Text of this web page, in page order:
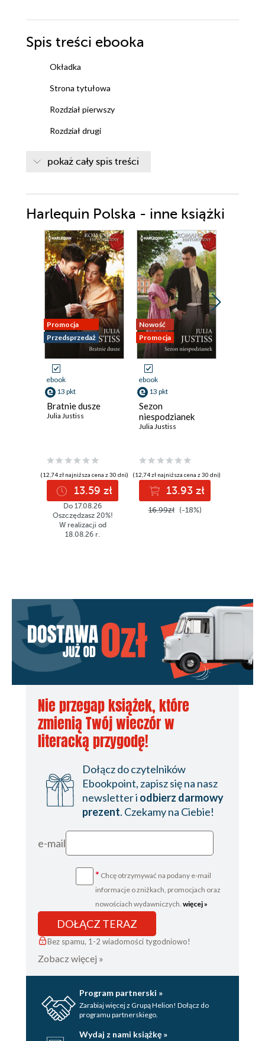
Spis treści ebooka
Okładka
Strona tytułowa
Rozdział pierwszy
Rozdział drugi
Rozdział piąty
Rozdział szósty
Rozdział siódmy
Rozdział ósmy
Rozdział dziewiąty
Rozdział dziesiąty
Rozdział jedenasty
Rozdział dwunasty
Rozdział trzynasty
Epilog
Strona redakcyjna
pokaż cały spis treści
Harlequin Polska - inne książki
Promocja
Przedsprzedaż
ebook
13 pkt
Bratnie dusze
Julia Justiss
(12,74 zł najniższa cena z 30 dni)
13.59 zł
Do 17.08.26
Oszczędzasz 20%!
W realizacji od
18.08.26 r.
Nowość
Promocja
ebook
13 pkt
Sezon
niespodzianek
Julia Justiss
(12,74 zł najniższa cena z 30 dni)
13.93 zł
16.99zł (-18%)
Nie przegap książek, które
zmienią Twój wieczór w
literacką przygodę!
Dołącz do czytelników
Ebookpoint, zapisz się na nasz
newsletter i odbierz darmowy
prezent. Czekamy na Ciebie!
e-mail
* Chcę otrzymywać na podany e-mail
informacje o zniżkach, promocjach oraz
nowościach wydawniczych. więcej »
DOŁĄCZ TERAZ
Bez spamu, 1-2 wiadomości tygodniowo!
Zobacz więcej »
Program partnerski »
Zarabiaj więcej z Grupą Helion! Dołącz do
programu partnerskiego.
Wydaj z nami książkę »